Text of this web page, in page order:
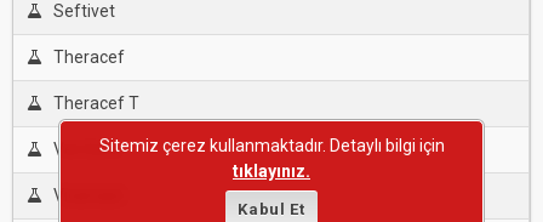
Seftivet
Theracef
Theracef T
Vet-Exfo
Viramast
Sitemiz çerez kullanmaktadır. Detaylı bilgi için
tıklayınız.
Kabul Et